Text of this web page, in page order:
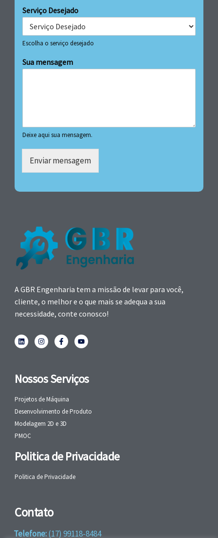
Serviço Desejado
Escolha o serviço desejado
Sua mensagem
Deixe aqui sua mensagem.
Enviar mensagem
A GBR Engenharia tem a missão de levar para você,
cliente, o melhor e o que mais se adequa a sua
necessidade, conte conosco!
Nossos Serviços
Projetos de Máquina
Desenvolvimento de Produto
Modelagem 2D e 3D
PMOC
Politica de Privacidade
Politica de Privacidade
Contato
Telefone:(17) 99118-8484